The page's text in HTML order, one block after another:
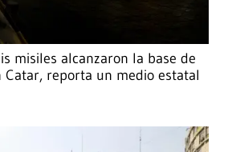
misiles alcanzaron la base de
Catar, reporta un medio estatal